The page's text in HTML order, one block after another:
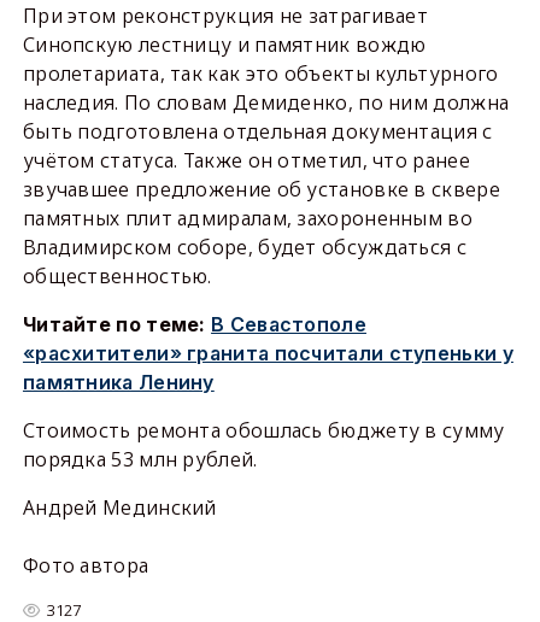
При этом реконструкция не затрагивает
Синопскую лестницу и памятник вождю
пролетариата, так как это объекты культурного
наследия. По словам Демиденко, по ним должна
быть подготовлена отдельная документация с
учётом статуса. Также он отметил, что ранее
звучавшее предложение об установке в сквере
памятных плит адмиралам, захороненным во
Владимирском соборе, будет обсуждаться с
общественностью.
Читайте по теме: В Севастополе
«расхитители» гранита посчитали ступеньки у
памятника Ленину
Стоимость ремонта обошлась бюджету в сумму
порядка 53 млн рублей.
Андрей Мединский
Фото автора
3127